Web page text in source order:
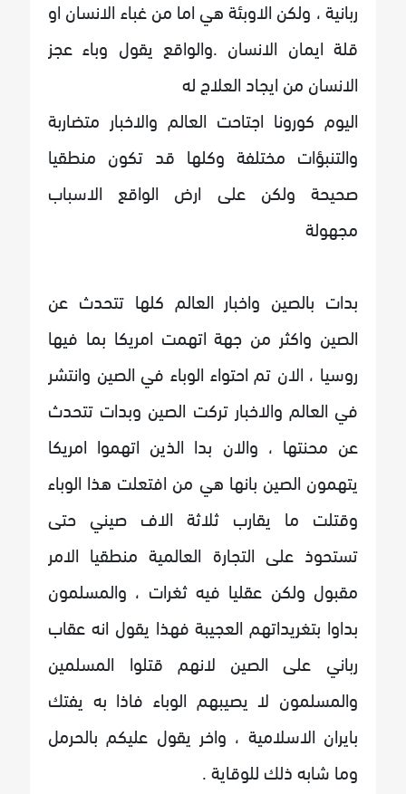
ربانية ، ولكن الاوبئة هي اما من غباء الانسان او
قلة ايمان الانسان .والواقع يقول وباء عجز
الانسان من ايجاد العلاج له
اليوم كورونا اجتاحت العالم والاخبار متضاربة
والتنبؤات مختلفة وكلها قد تكون منطقيا
صحيحة ولكن على ارض الواقع الاسباب
مجهولة
بدات بالصين واخبار العالم كلها تتحدث عن
الصين واكثر من جهة اتهمت امريكا بما فيها
روسيا ، الان تم احتواء الوباء في الصين وانتشر
في العالم والاخبار تركت الصين وبدات تتحدث
عن محنتها ، والان بدا الذين اتهموا امريكا
يتهمون الصين بانها هي من افتعلت هذا الوباء
وقتلت ما يقارب ثلاثة الاف صيني حتى
تستحوذ على التجارة العالمية منطقيا الامر
مقبول ولكن عقليا فيه ثغرات ، والمسلمون
بداوا بتغريداتهم العجيبة فهذا يقول انه عقاب
رباني على الصين لانهم قتلوا المسلمين
والمسلمون لا يصيبهم الوباء فاذا به يفتك
بايران الاسلامية ، واخر يقول عليكم بالحرمل
وما شابه ذلك للوقاية .